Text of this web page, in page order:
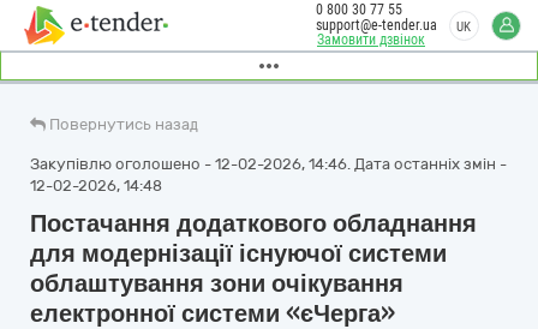
Замовити дзвінок
0 800 30 77 55
support@e-tender.ua
UK
Повернутись назад
Закупівлю оголошено - 12-02-2026, 14:46. Дата останніх змін -
12-02-2026, 14:48
Постачання додаткового обладнання
для модернізації існуючої системи
облаштування зони очікування
електронної системи «єЧерга»